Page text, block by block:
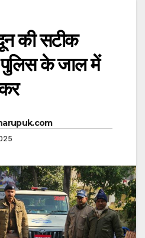
की सटीक
के जाल में